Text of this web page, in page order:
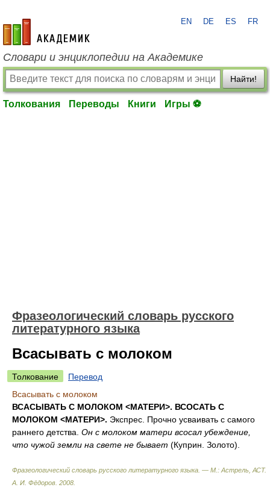
academic.ru
EN DE ES FR
Словари и энциклопедии на Академике
Найти!
Толкования Переводы Книги Игры ⚽
Фразеологический словарь русского
литературного языка
Всасывать с молоком
Толкование
Перевод
Всасывать с молоком
ВСАСЫВАТЬ С МОЛОКОМ <МАТЕРИ>. ВСОСАТЬ С
МОЛОКОМ <МАТЕРИ>. Экспрес. Прочно усваивать с самого
раннего детства. Он с молоком матери всосал убеждение,
что чужой земли на свете не бывает (Куприн. Золото).
Фразеологический словарь русского литературного языка. — М.: Астрель, АСТ.
А. И. Фёдоров 2008